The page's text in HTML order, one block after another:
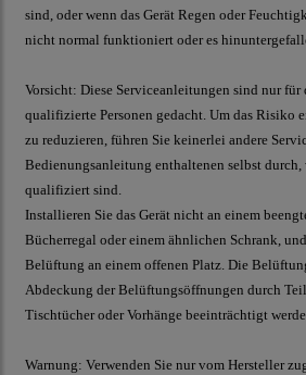
sind, oder wenn das Gerät Regen oder
nicht normal funktioniert oder es
Vorsicht: Diese Serviceanleitungen sind nur für
qualifizierte Personen gedacht. Um das Risiko
zu reduzieren, führen Sie keinerlei andere
Bedienungsanleitung enthaltenen selbst durch,
qualifiziert sind.
Installieren Sie das Gerät nicht an einem
Bücherregal oder einem ähnlichen Schrank,
Belüftung an einem offenen Platz. Die
Abdeckung der Belüftungsöffnungen durch
Tischtücher oder Vorhänge beeinträchtigt
Warnung: Verwenden Sie nur vom Hersteller